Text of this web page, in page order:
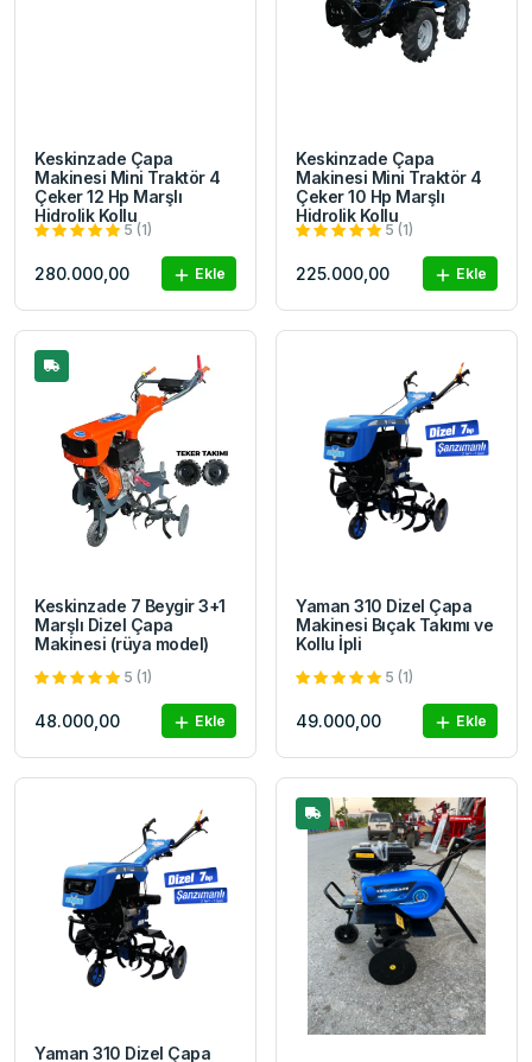
Keskinzade Çapa
Makinesi Mini Traktör 4
Çeker 12 Hp Marşlı
Hidrolik Kollu
5 (1)
280.000,00 Ekle
Keskinzade Çapa
Makinesi Mini Traktör 4
Çeker 10 Hp Marşlı
Hidrolik Kollu
5 (1)
225.000,00 Ekle
Keskinzade 7 Beygir 3+1
Marşlı Dizel Çapa
Makinesi (rüya model)
5 (1)
48.000,00 Ekle
Yaman 310 Dizel Çapa
Makinesi Bıçak Takımı ve
Kollu İpli
5 (1)
49.000,00 Ekle
Yaman 310 Dizel Çapa